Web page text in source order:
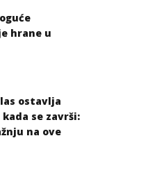
hrane u
ostavlja
se završi:
na ove